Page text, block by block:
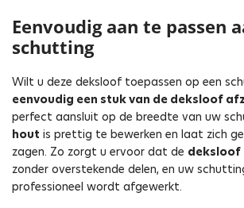
Eenvoudig aan te passen
schutting
Wilt u deze deksloof toepassen op een
eenvoudig een stuk van de deksloof
perfect aansluit op de breedte van uw
hout is prettig te bewerken en laat zich
zagen. Zo zorgt u ervoor dat de deksloof
zonder overstekende delen, en uw
professioneel wordt afgewerkt.